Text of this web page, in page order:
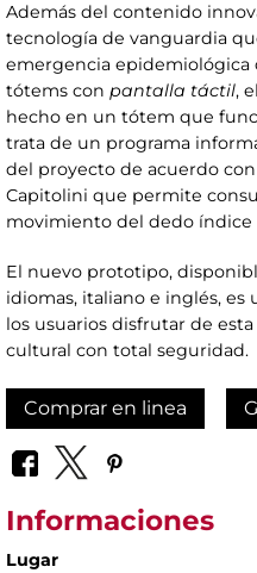
Además del contenido
tecnología de vanguardia
emergencia epidemiológica
tótems con pantalla táctil, el
hecho en un tótem que
trata de un programa
del proyecto de acuerdo
Capitolini que permite
movimiento del dedo índice
El nuevo prototipo,
idiomas, italiano e inglés,
los usuarios disfrutar de
cultural con total seguridad.
Comprar en linea
Informaciones
Lugar